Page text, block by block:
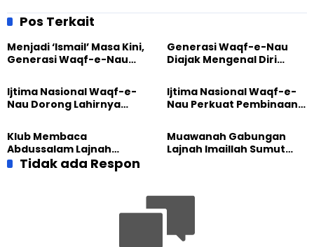
Takwa
Pos Terkait
Menjadi ‘Ismail’ Masa Kini,
Generasi Waqf-e-Nau
Pengabdian
Generasi Waqf-e-Nau
Diajak Mengenal Diri
Dunia
Ijtima Nasional Waqf-e-
Nau Dorong Lahirnya
yang Militan
Ijtima Nasional Waqf-e-
Nau Perkuat Pembinaan
Masa Depan
Klub Membaca
Abdussalam Lajnah
Imaillah Tanjung Medan
Muawanah Gabungan
Lajnah Imaillah Sumut
Tidak ada Respon